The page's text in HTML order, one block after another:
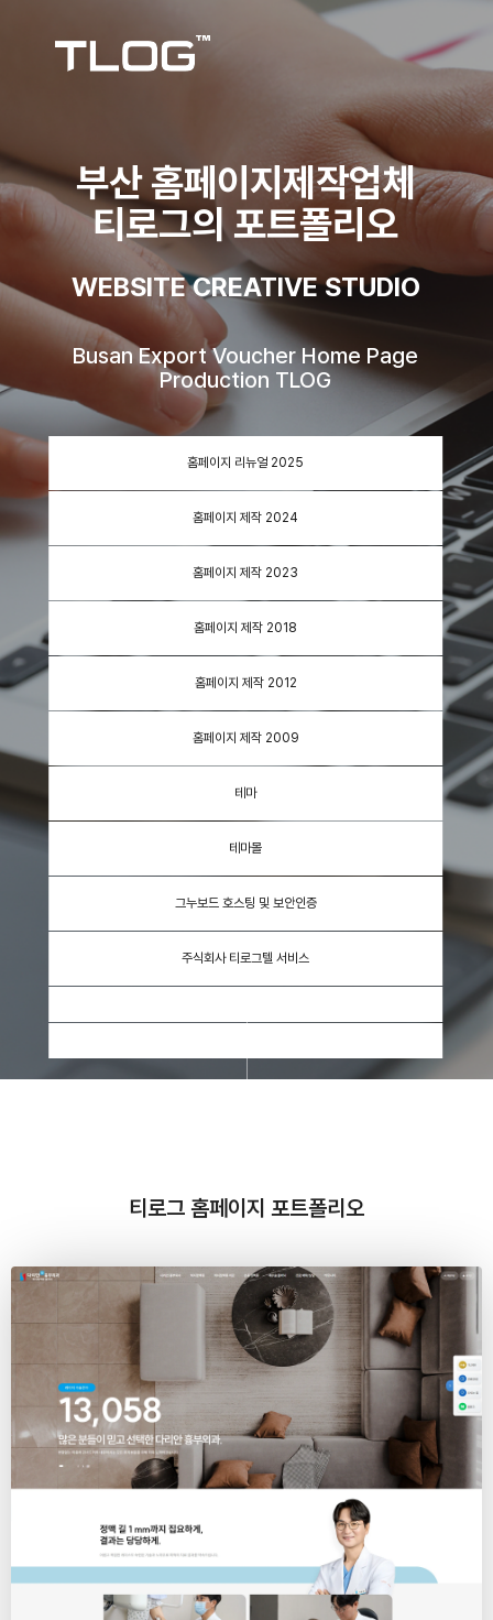
부산 홈페이지제작업체
티로그의 포트폴리오
WEBSITE CREATIVE STUDIO
Busan Export Voucher Home Page
Production TLOG
홈페이지 리뉴얼 2025
홈페이지 제작 2024
홈페이지 제작 2023
홈페이지 제작 2018
홈페이지 제작 2012
홈페이지 제작 2009
테마
테마몰
그누보드 호스팅 및 보안인증
주식회사 티로그텔 서비스
티로그 홈페이지 포트폴리오